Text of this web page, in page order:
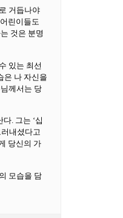
거듭나야
린이들도
것은 분명
있는 최선
은 나 자신을
께서는 당
. 그는 ‘십
내셨다고
당신의 가
모습을 담